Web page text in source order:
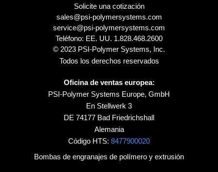
Solicite una cotización
sales@psi-polymersystems.com
service@psi-polymersystems.com
Teléfono: EE. UU. 1.828.468.2600
© 2023 PSI-Polymer Systems, Inc.
Todos los derechos reservados
Oficina de ventas europea:
PSI-Polymer Systems Europe, GmbH
En Stellwerk 3
DE 74177 Bad Friedrichshall
Alemania
Código HTS: 8477900020
Bombas de engranajes de polímero y extrusión